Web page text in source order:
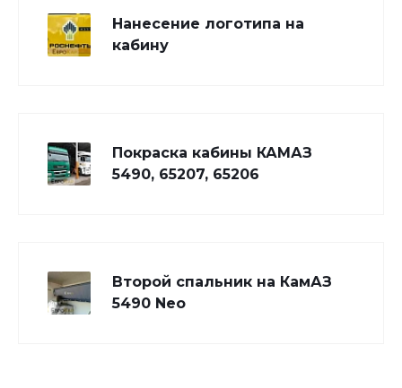
Нанесение логотипа на
кабину
Покраска кабины КАМАЗ
5490, 65207, 65206
Второй спальник на КамАЗ
5490 Neo